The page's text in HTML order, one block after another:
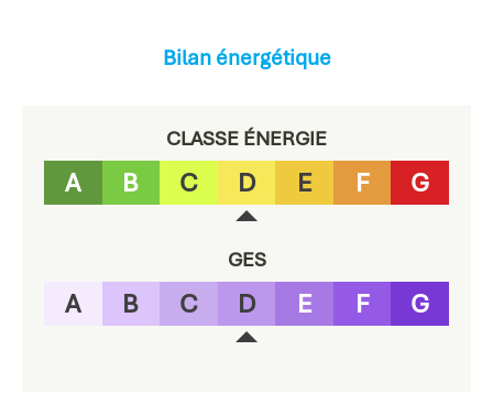
Bilan énergétique
CLASSE ÉNERGIE
A B C D E F G
GES
A B C D E F G